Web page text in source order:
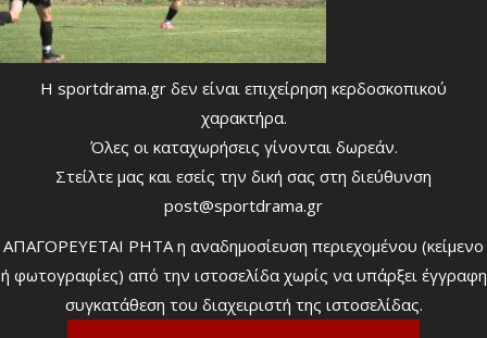
Η sportdrama.gr δεν είναι επιχείρηση κερδοσκοπικού
χαρακτήρα.
Όλες οι καταχωρήσεις γίνονται δωρεάν.
Στείλτε μας και εσείς την δική σας στη διεύθυνση
post@sportdrama.gr
ΑΠΑΓΟΡΕΥΕΤΑΙ ΡΗΤΑ η αναδημοσίευση περιεχομένου (κείμενο
ή φωτογραφίες) από την ιστοσελίδα χωρίς να υπάρξει έγγραφη
συγκατάθεση του διαχειριστή της ιστοσελίδας.